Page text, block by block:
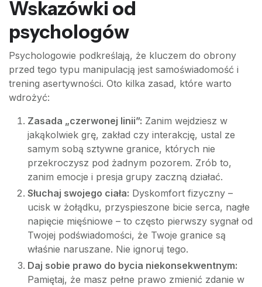
Wskazówki od
psychologów
Psychologowie podkreślają, że kluczem do obrony
przed tego typu manipulacją jest samoświadomość i
trening asertywności. Oto kilka zasad, które warto
wdrożyć:
Zasada „czerwonej linii”: Zanim wejdziesz w
jakąkolwiek grę, zakład czy interakcję, ustal ze
samym sobą sztywne granice, których nie
przekroczysz pod żadnym pozorem. Zrób to,
zanim emocje i presja grupy zaczną działać.
Słuchaj swojego ciała: Dyskomfort fizyczny –
ucisk w żołądku, przyspieszone bicie serca, nagłe
napięcie mięśniowe – to często pierwszy sygnał od
Twojej podświadomości, że Twoje granice są
właśnie naruszane. Nie ignoruj tego.
Daj sobie prawo do bycia niekonsekwentnym:
Pamiętaj, że masz pełne prawo zmienić zdanie w